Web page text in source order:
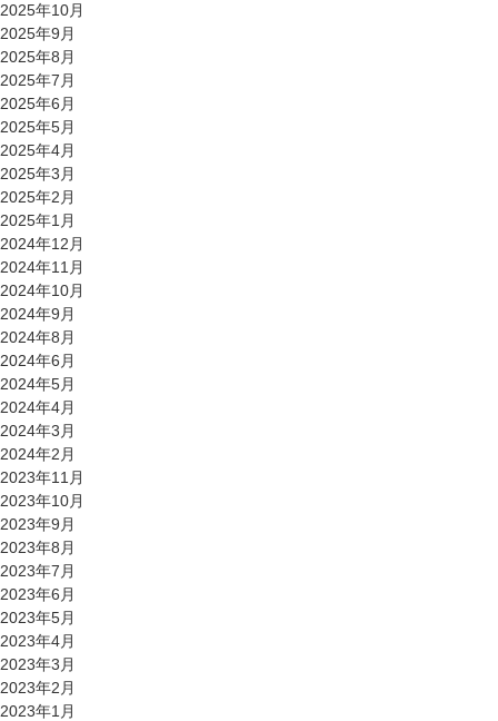
2025年10月
2025年9月
2025年8月
2025年7月
2025年6月
2025年5月
2025年4月
2025年3月
2025年2月
2025年1月
2024年12月
2024年11月
2024年10月
2024年9月
2024年8月
2024年6月
2024年5月
2024年4月
2024年3月
2024年2月
2023年11月
2023年10月
2023年9月
2023年8月
2023年7月
2023年6月
2023年5月
2023年4月
2023年3月
2023年2月
2023年1月